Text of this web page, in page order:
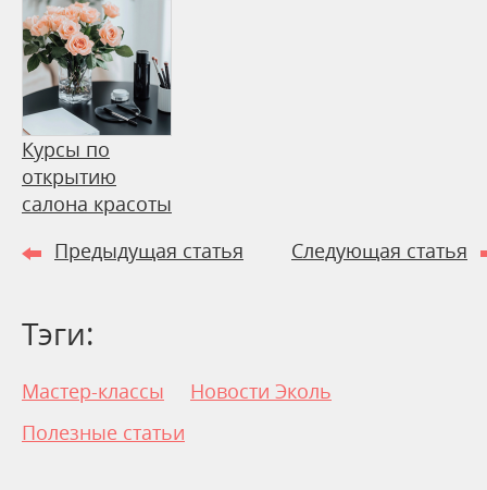
Курсы по
открытию
салона красоты
Предыдущая статья
Следующая статья
Тэги:
Мастер-классы
Новости Эколь
Полезные статьи